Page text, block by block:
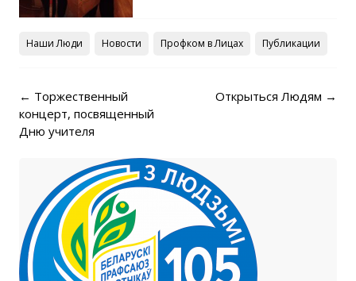
Наши Люди Новости Профком в Лицах Публикации
Post navigation
← Торжественный
концерт, посвященный
Дню учителя
Открыться Людям →